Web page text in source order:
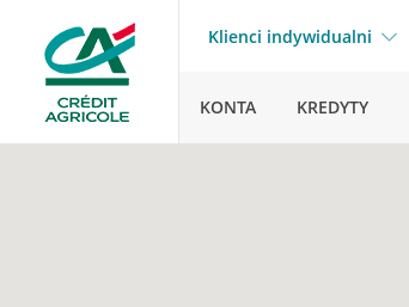
Klienci indywidualni
KONTA KREDYTY